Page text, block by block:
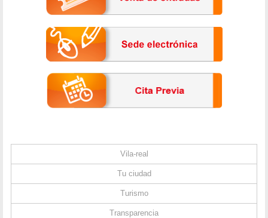
Vila-real
Tu ciudad
Turismo
Transparencia